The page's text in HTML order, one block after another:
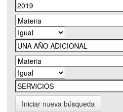
Iniciar nueva búsqueda